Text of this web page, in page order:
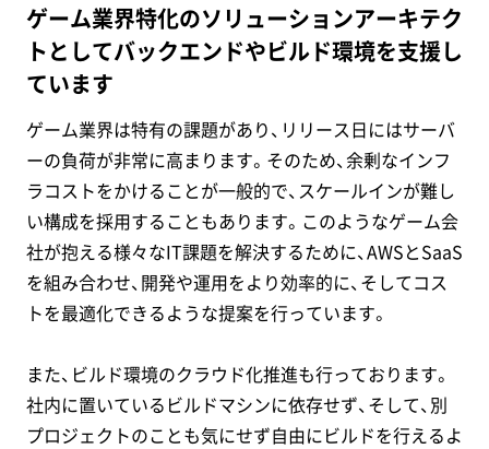
ゲーム業界特化のソリューションアーキテク
トとしてバックエンドやビルド環境を支援し
ています
ゲーム業界は特有の課題があり、リリース日にはサーバ
ーの負荷が非常に高まります。そのため、余剰なインフ
ラコストをかけることが一般的で、スケールインが難し
い構成を採用することもあります。このようなゲーム会
社が抱える様々なIT課題を解決するために、AWSとSaaS
を組み合わせ、開発や運用をより効率的に、そしてコス
トを最適化できるような提案を行っています。
また、ビルド環境のクラウド化推進も行っております。
社内に置いているビルドマシンに依存せず、そして、別
プロジェクトのことも気にせず自由にビルドを行えるよ